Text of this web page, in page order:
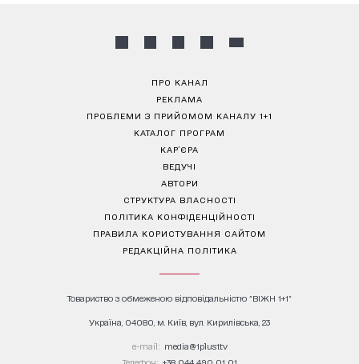
ПРО КАНАЛ
РЕКЛАМА
ПРОБЛЕМИ З ПРИЙОМОМ КАНАЛУ 1+1
КАТАЛОГ ПРОГРАМ
КАР’ЄРА
ВЕДУЧІ
АВТОРИ
СТРУКТУРА ВЛАСНОСТІ
ПОЛІТИКА КОНФІДЕНЦІЙНОСТІ
ПРАВИЛА КОРИСТУВАННЯ САЙТОМ
РЕДАКЦІЙНА ПОЛІТИКА
Товариство з обмеженою відповідальністю "ВІЖН 1+1"
Україна, 04080, м. Київ, вул. Кирилівська, 23
е-mail: media@1plus1.tv
Телефон: +38 044 490 01 01